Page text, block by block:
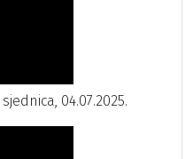
04.07.2025.